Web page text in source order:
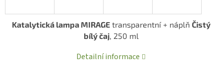
Katalytická lampa MIRAGEtransparentní + náplň Čistý
bílý čaj, 250 ml
Detailní informace